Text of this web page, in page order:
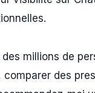
millions de
des